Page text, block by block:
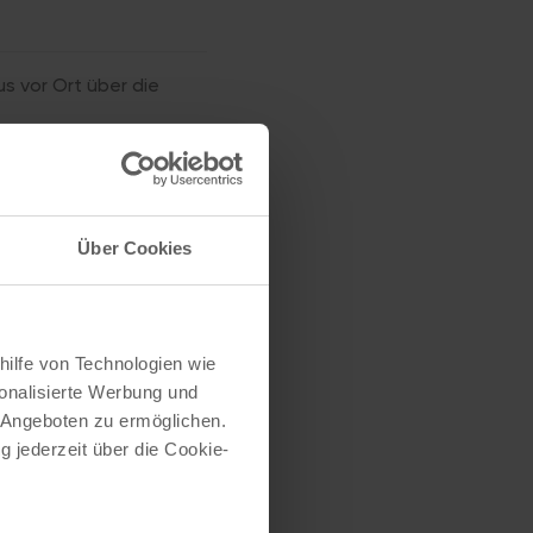
Über Cookies
von Technologien wie
Werbung und
zu ermöglichen.
jederzeit über die Cookie-
vor Ort über die
parkhausbelegung,